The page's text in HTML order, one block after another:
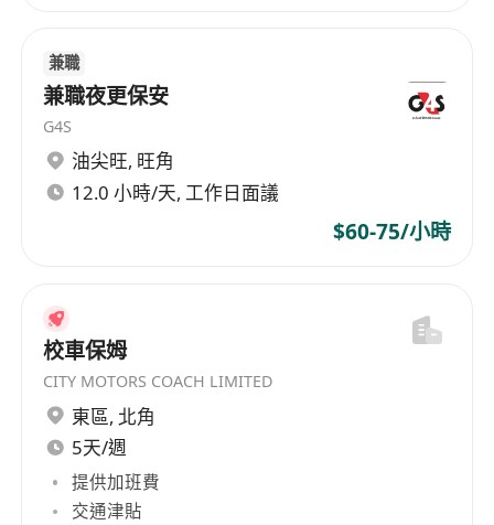
兼職
兼職夜更保安
G4S
油尖旺, 旺角
12.0 小時/天, 工作日面議
$60-75/小時
校車保姆
CITY MOTORS COACH LIMITED
東區, 北角
5天/週
提供加班費
交通津貼